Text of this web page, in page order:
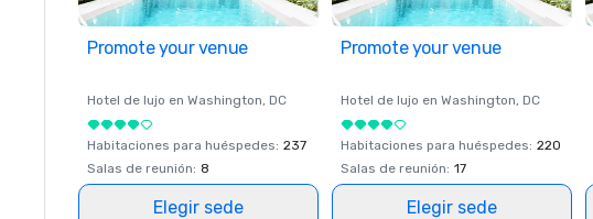
Promote your venue
Hotel de lujo en Washington, DC
Habitaciones para huéspedes: 237
Salas de reunión: 8
Elegir sede
Promote your venue
Hotel de lujo en Washington, DC
Habitaciones para huéspedes: 220
Salas de reunión: 17
Elegir sede